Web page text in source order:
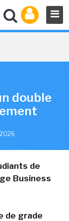
double
de
Business
de grade